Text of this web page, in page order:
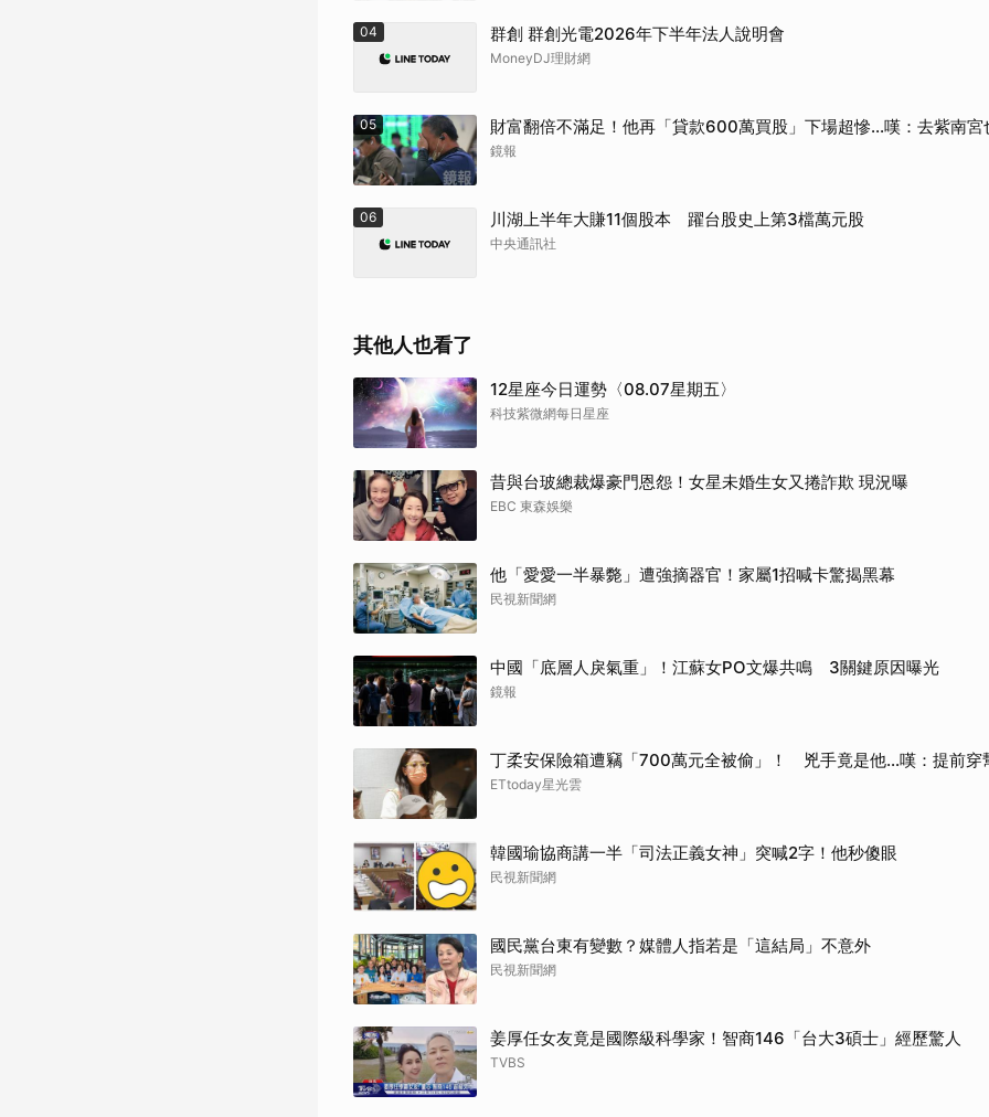
04 群創 群創光電2026年下半年法人說明會
MoneyDJ理財網
05 財富翻倍不滿足！他再「貸款600萬買股」下場超慘...嘆：去紫南宮
鏡報
06 川湖上半年大賺11個股本 躍台股史上第3檔萬元股
中央通訊社
其他人也看了
12星座今日運勢〈08.07星期五〉
科技紫微網每日星座
昔與台玻總裁爆豪門恩怨！女星未婚生女又捲詐欺 現況曝
EBC 東森娛樂
他「愛愛一半暴斃」遭強摘器官！家屬1招喊卡驚揭黑幕
民視新聞網
中國「底層人戾氣重」！江蘇女PO文爆共鳴 3關鍵原因曝光
鏡報
丁柔安保險箱遭竊「700萬元全被偷」！ 兇手竟是他...嘆：提前穿
ETtoday星光雲
韓國瑜協商講一半「司法正義女神」突喊2字！他秒傻眼
民視新聞網
國民黨台東有變數？媒體人指若是「這結局」不意外
民視新聞網
姜厚任女友竟是國際級科學家！智商146「台大3碩士」經歷驚人
TVBS